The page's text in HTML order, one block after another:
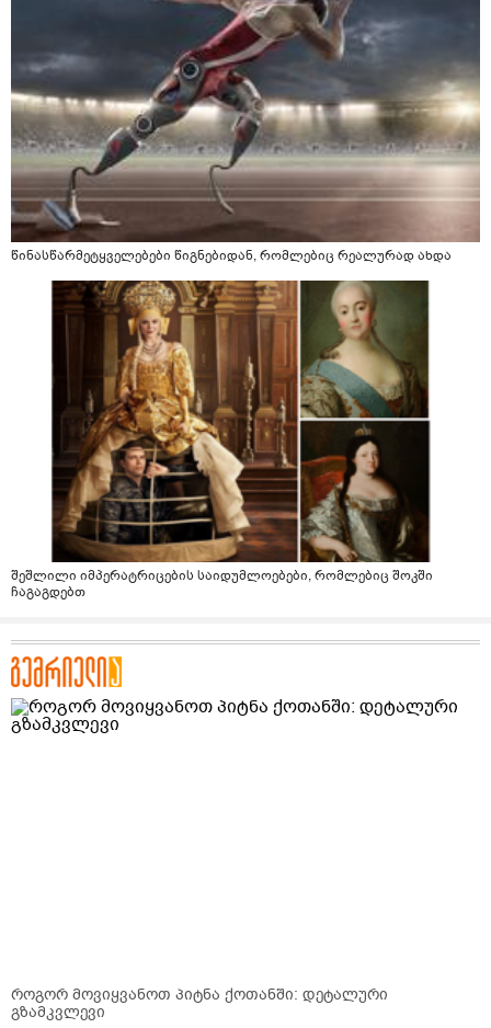
წინასწარმეტყველებები წიგნებიდან, რომლებიც რეალურად ახდა
შეშლილი იმპერატრიცების საიდუმლოებები, რომლებიც შოკში
ჩაგაგდებთ
როგორ მოვიყვანოთ პიტნა ქოთანში: დეტალური
გზამკვლევი